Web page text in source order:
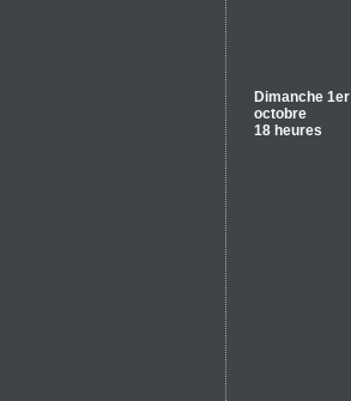
Dimanche 1er
octobre
18 heures